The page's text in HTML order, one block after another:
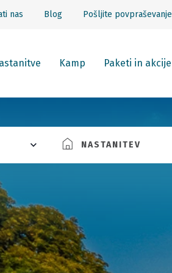
nas Blog Pošljite povpraševanje
Kamp Paketi in akcije
NASTANITEV